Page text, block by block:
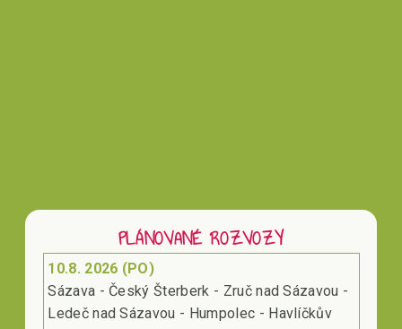
PLÁNOVANÉ ROZVOZY
10.8. 2026 (PO)
Sázava - Český Šterberk - Zruč nad Sázavou -
Ledeč nad Sázavou - Humpolec - Havlíčkův